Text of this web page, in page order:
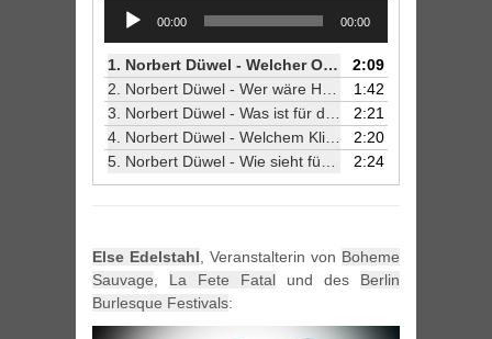
Audio
Player
00:00 00:00
1. Norbert Düwel - Welcher Ort ist für dich am meisten Berlin?
2:09
2. Norbert Düwel - Wer wäre Headliner auf deinem idealen Festival?
1:42
3. Norbert Düwel - Was ist für dich der Trend der Stunde?
2:21
4. Norbert Düwel - Welchem Klischee über dich oder deinen Berufsstand entsprichst du am meisten?
2:20
5. Norbert Düwel - Wie sieht für dich ein perfektes Wochenende aus? 2:24
Else Edelstahl , Veranstalterin von Boheme
Sauvage
La Fete Fatal und des Berlin
Burlesque Festivals: